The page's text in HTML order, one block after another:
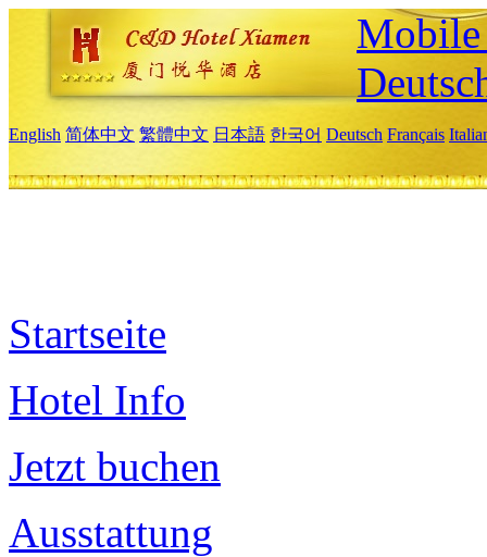
English 简体中文 繁體中文 日本語 한국어 Deutsch Français
Startseite
Hotel Info
Jetzt buchen
Ausstattung